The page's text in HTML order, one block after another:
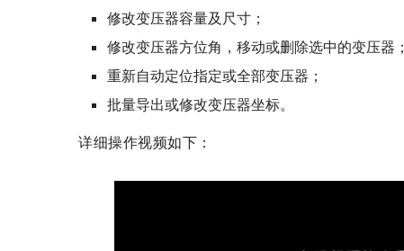
修改变压器容量及尺寸；
修改变压器方位角，移动或删除选中的变压器；
重新自动定位指定或全部变压器；
批量导出或修改变压器坐标。
详细操作视频如下：